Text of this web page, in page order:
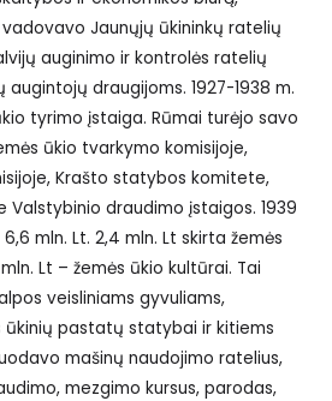
Jaunųjų ūkininkų ratelių
auginimo ir kontrolės ratelių
augintojų draugijoms. 1927-1938 m.
tyrimo įstaiga. Rūmai turėjo savo
ūkio tvarkymo komisijoje,
Krašto statybos komitete,
draudimo įstaigos. 1939
mln. Lt. 2,4 mln. Lt skirta žemės
Lt – žemės ūkio kultūrai. Tai
veisliniams gyvuliams,
ūkinių pastatų statybai ir kitiems
mašinų naudojimo ratelius,
mezgimo kursus, parodas,